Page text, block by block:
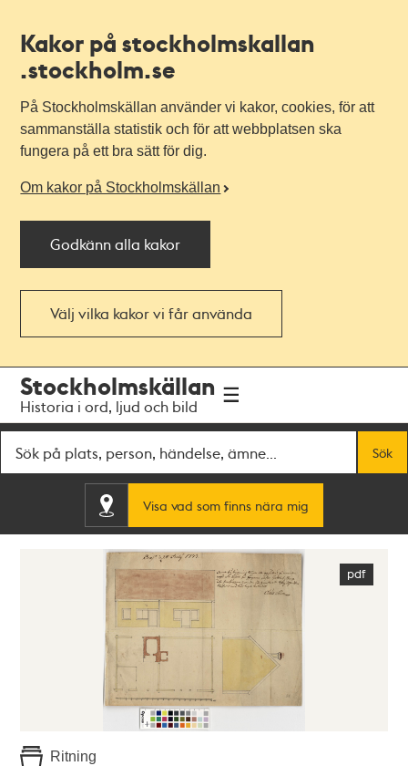
Kakor på stockholmskallan
.stockholm.se
På Stockholmskällan använder vi kakor, cookies, för att
sammanställa statistik och för att webbplatsen ska
fungera på ett bra sätt för dig.
Om kakor på Stockholmskällan
Godkänn alla kakor
Välj vilka kakor vi får använda
navigationen
huvudinnehållet
Stockholmskällan
Historia i ord, ljud och bild
Sök
Visa vad som finns nära mig
Ritning